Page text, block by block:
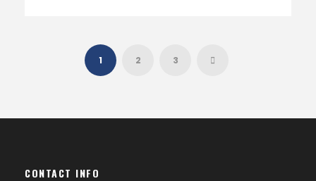
1 2 3
CONTACT INFO